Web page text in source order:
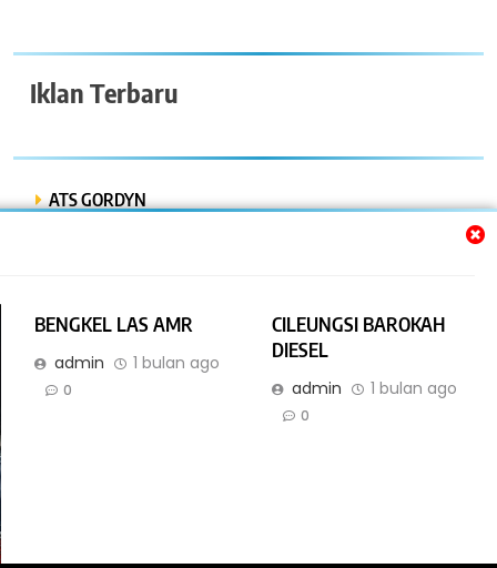
BENGKEL LAS AMR
admin 1 bulan ago
0
CILEUNGSI BAROKAH
DIESEL
admin 1 bulan ago
0
Iklan Terbaru
ATS GORDYN
BENGKEL LAS AMR